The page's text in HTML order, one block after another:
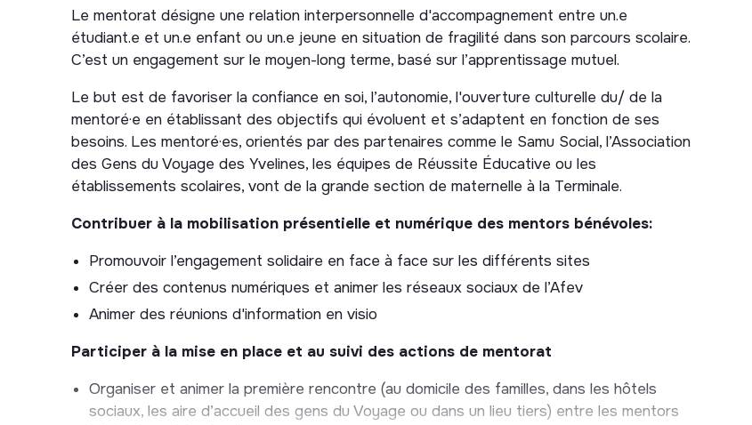
Le mentorat désigne une relation interpersonnelle d'accompagnement entre un.e
étudiant.e et un.e enfant ou un.e jeune en situation de fragilité dans son parcours scolaire.
C’est un engagement sur le moyen-long terme, basé sur l’apprentissage mutuel.
Le but est de favoriser la confiance en soi, l’autonomie, l'ouverture culturelle du/ de la
mentoré·e en établissant des objectifs qui évoluent et s’adaptent en fonction de ses
besoins. Les mentoré·es, orientés par des partenaires comme le Samu Social, l’Association
des Gens du Voyage des Yvelines, les équipes de Réussite Éducative ou les
établissements scolaires, vont de la grande section de maternelle à la Terminale.
Contribuer à la mobilisation présentielle et numérique des mentors bénévoles:
Promouvoir l’engagement solidaire en face à face sur les différents sites
Créer des contenus numériques et animer les réseaux sociaux de l’Afev
Animer des réunions d'information en visio
Participer à la mise en place et au suivi des actions de mentorat
Organiser et animer la première rencontre (au domicile des familles, dans les hôtels
sociaux, les aire d’accueil des gens du Voyage ou dans un lieu tiers) entre les mentors